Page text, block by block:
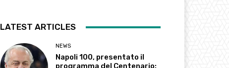
LATEST ARTICLES
NEWS
Napoli 100, presentato il
programma del Centenario: